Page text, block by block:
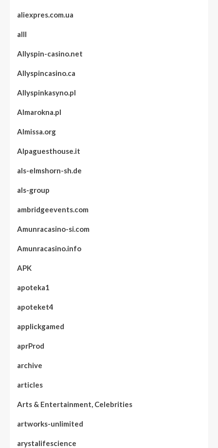
aliexpres.com.ua
alll
Allyspin-casino.net
Allyspincasino.ca
Allyspinkasyno.pl
Almarokna.pl
Almissa.org
Alpaguesthouse.it
als-elmshorn-sh.de
als-group
ambridgeevents.com
Amunracasino-si.com
Amunracasino.info
APK
apoteka1
apoteket4
applickgamed
aprProd
archive
articles
Arts & Entertainment, Celebrities
artworks-unlimited
arystalifescience